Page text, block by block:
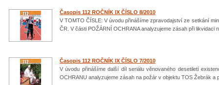
Časopis 112 ROČNÍK IX ČÍSLO 8/2010
V TOMTO ČÍSLE: V úvodu přinášíme zpravodajství ze setkání
ČR. V části POŽÁRNÍ OCHRANA analyzujeme zásah při likvidaci
Časopis 112 ROČNÍK IX ČÍSLO 7/2010
V úvodu přinášíme další díl seriálu věnovaného desetiletí
OCHRANU analyzujeme zásah na požár v objektu TOS Žebrák